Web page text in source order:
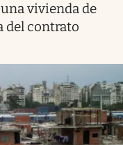
vivienda de
del contrato